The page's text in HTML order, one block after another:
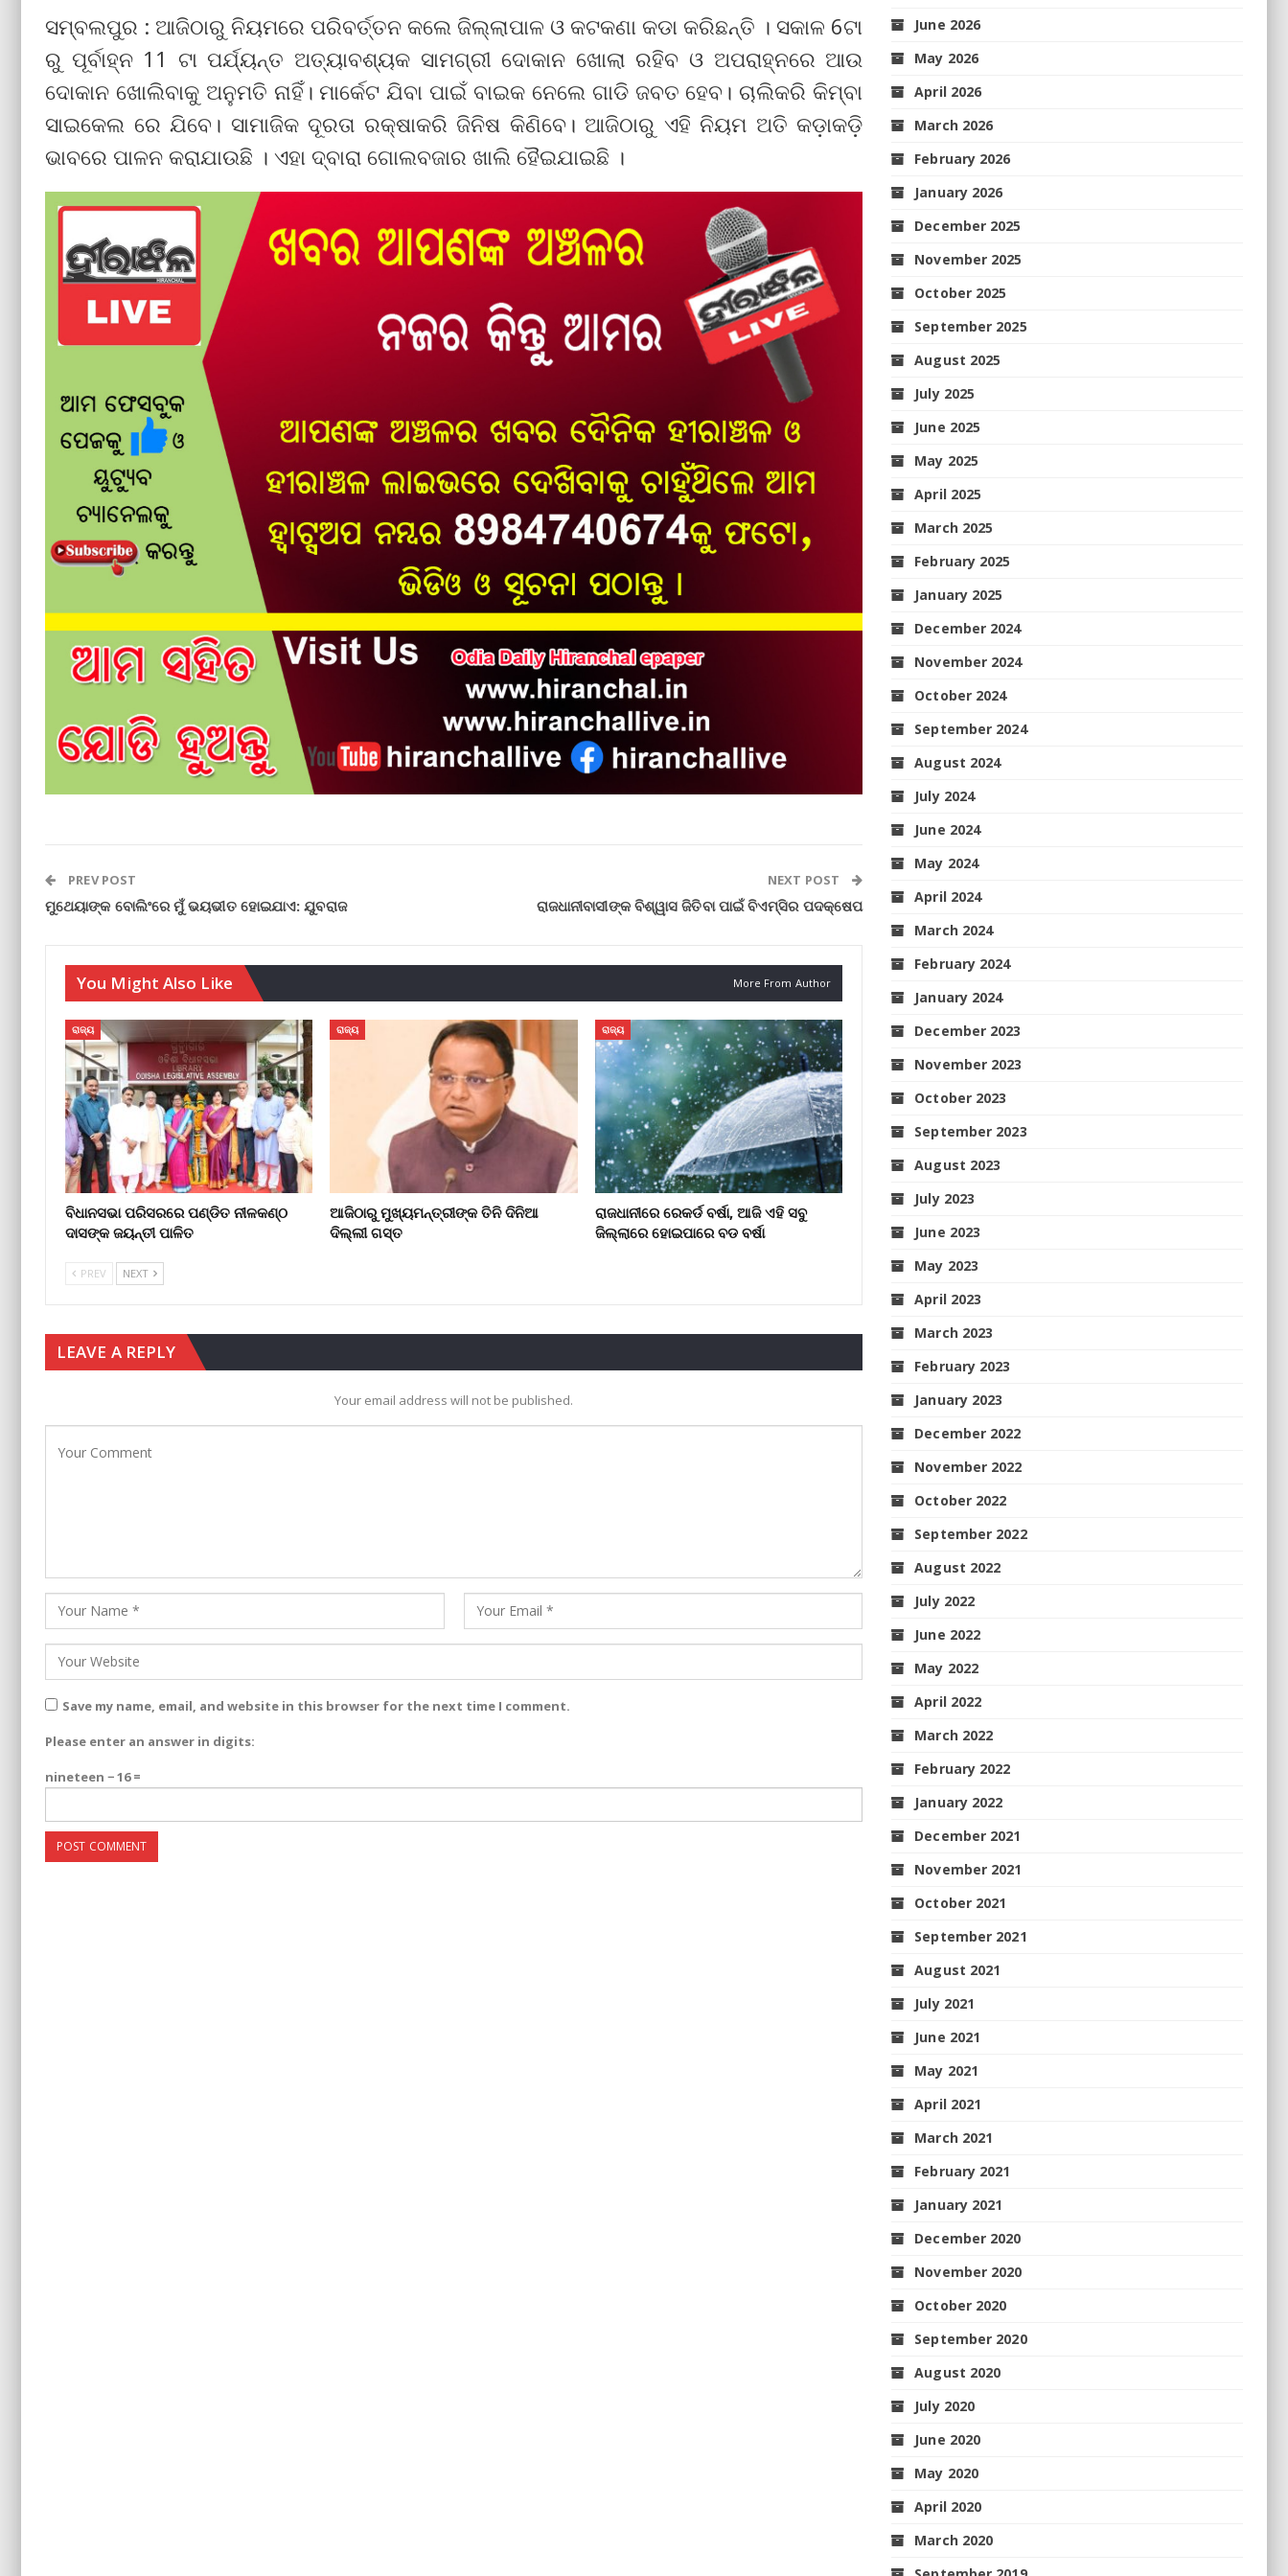
ସମ୍ବଲପୁର : ଆଜିଠାରୁ ନିୟମରେ ପରିବର୍ତ୍ତନ କଲେ ଜିଲ୍ଲାପାଳ ଓ କଟକଣା କଡା କରିଛନ୍ତି । ସକାଳ 6ଟା
ରୁ ପୂର୍ବାହ୍ନ 11 ଟା ପର୍ଯ୍ୟନ୍ତ ଅତ୍ୟାବଶ୍ୟକ ସାମଗ୍ରୀ ଦୋକାନ ଖୋଲା ରହିବ ଓ ଅପରାହ୍ନରେ ଆଉ
ଦୋକାନ ଖୋଲିବାକୁ ଅନୁମତି ନାହିଁ। ମାର୍କେଟ ଯିବା ପାଇଁ ବାଇକ ନେଲେ ଗାଡି ଜବତ ହେବ। ଚାଲିକରି କିମ୍ବା
ସାଇକେଲ ରେ ଯିବେ। ସାମାଜିକ ଦୂରତା ରକ୍ଷାକରି ଜିନିଷ କିଣିବେ। ଆଜିଠାରୁ ଏହି ନିୟମ ଅତି କଡ଼ାକଡ଼ି
ଭାବରେ ପାଳନ କରାଯାଉଛି । ଏହା ଦ୍ବାରା ଗୋଲବଜାର ଖାଲି ହୈଇଯାଇଛି ।
PREV POST
ମୁଥେୟାଙ୍କ ବୋଲିଂରେ ମୁଁ ଭୟଭୀତ ହୋଇଯାଏ: ଯୁବରାଜ
NEXT POST
ରାଜଧାନୀବାସୀଙ୍କ ବିଶ୍ୱାସ ଜିତିବା ପାଇଁ ବିଏମ୍‌ସିର ପଦକ୍ଷେପ
You Might Also Like More From Author
ରାଜ୍ୟ
ବିଧାନସଭା ପରିସରରେ ପଣ୍ଡିତ ନୀଳକଣ୍ଠ
ଦାସଙ୍କ ଜୟନ୍ତୀ ପାଳିତ
ରାଜ୍ୟ
ଆଜିଠାରୁ ମୁଖ୍ୟମନ୍ତ୍ରୀଙ୍କ ତିନି ଦିନିଆ
ଦିଲ୍ଲୀ ଗସ୍ତ
ରାଜ୍ୟ
ରାଜଧାନୀରେ ରେକର୍ଡ ବର୍ଷା, ଆଜି ଏହି ସବୁ
ଜିଲ୍ଲାରେ ହୋଇପାରେ ବଡ ବର୍ଷା
PREV NEXT
LEAVE A REPLY
Your email address will not be published.
Save my name, email, and website in this browser for the next time I comment.
Please enter an answer in digits:
nineteen − 16 =
June 2026
May 2026
April 2026
March 2026
February 2026
January 2026
December 2025
November 2025
October 2025
September 2025
August 2025
July 2025
June 2025
May 2025
April 2025
March 2025
February 2025
January 2025
December 2024
November 2024
October 2024
September 2024
August 2024
July 2024
June 2024
May 2024
April 2024
March 2024
February 2024
January 2024
December 2023
November 2023
October 2023
September 2023
August 2023
July 2023
June 2023
May 2023
April 2023
March 2023
February 2023
January 2023
December 2022
November 2022
October 2022
September 2022
August 2022
July 2022
June 2022
May 2022
April 2022
March 2022
February 2022
January 2022
December 2021
November 2021
October 2021
September 2021
August 2021
July 2021
June 2021
May 2021
April 2021
March 2021
February 2021
January 2021
December 2020
November 2020
October 2020
September 2020
August 2020
July 2020
June 2020
May 2020
April 2020
March 2020